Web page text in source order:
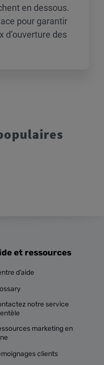
en dessous.
pour garantir
d’ouverture des
et ressources
d’aide
notre service
marketing en
clients